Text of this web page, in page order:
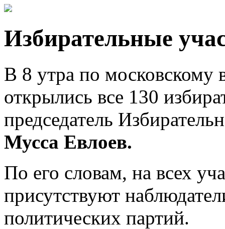
Избирательные
В 8 утра по
открылись все 130
председатель
Мусса Евлоев.
По его словам, на всех
присутствуют
политических партий.